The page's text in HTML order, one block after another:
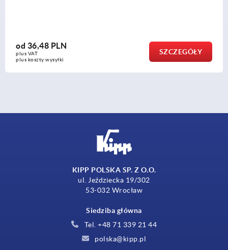
KIPP POLSKA SP. Z O.O.
ul. Jeździecka 19/302
53-032 Wrocław
Siedziba główna
Tel. +48 71 339 21 44
polska@kipp.pl